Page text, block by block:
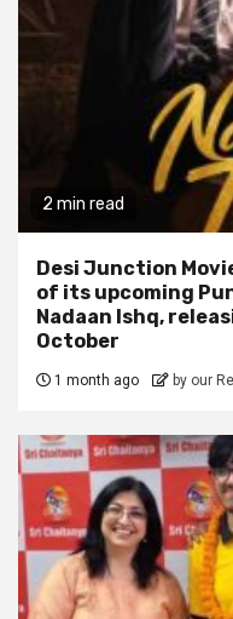
2 min read
Desi Junction
of its upcoming
Nadaan Ishq,
October
1 month ago by our